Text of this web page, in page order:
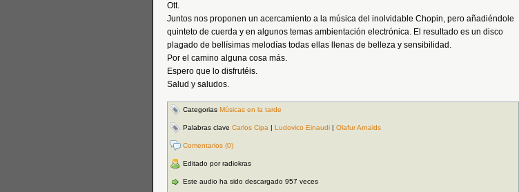
Ott.
Juntos nos proponen un acercamiento a la música del inolvidable Chopin, pero añadiéndole
quinteto de cuerda y en algunos temas ambientación electrónica. El resultado es un disco
plagado de bellísimas melodías todas ellas llenas de belleza y sensibilidad.
Por el camino alguna cosa más.
Espero que lo disfrutéis.
Salud y saludos.
Categorias Músicas en la tarde
Palabras clave Carlos Cipa | Ludovico Einaudi | Olafur Arnalds
Comentarios (0)
Editado por radiokras
Este audio ha sido descargado 957 veces